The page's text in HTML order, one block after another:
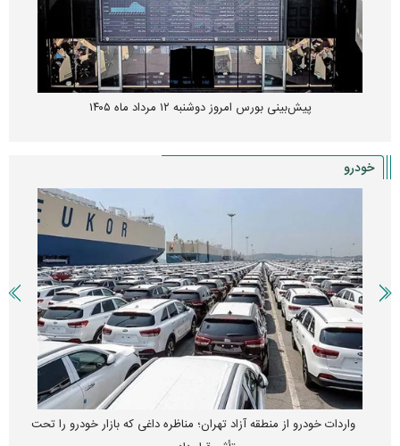
پیش‌بینی بورس امروز دوشنبه ۱۲ مرداد ماه ۱۴۰۵
خودرو
واردات خودرو از منطقه آزاد تهران؛ مناظره داغی که بازار خودرو را تحت